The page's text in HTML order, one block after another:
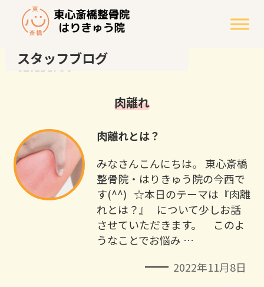
スタッフブログ
STAFF BLOG
肉離れ
肉離れとは？
みなさんこんにちは。 東心斎橋
整骨院・はりきゅう院の今西で
す(^^) ☆本日のテーマは『肉離
れとは？』 について少しお話
させていただきます。 このよ
うなことでお悩み …
2022年11月8日